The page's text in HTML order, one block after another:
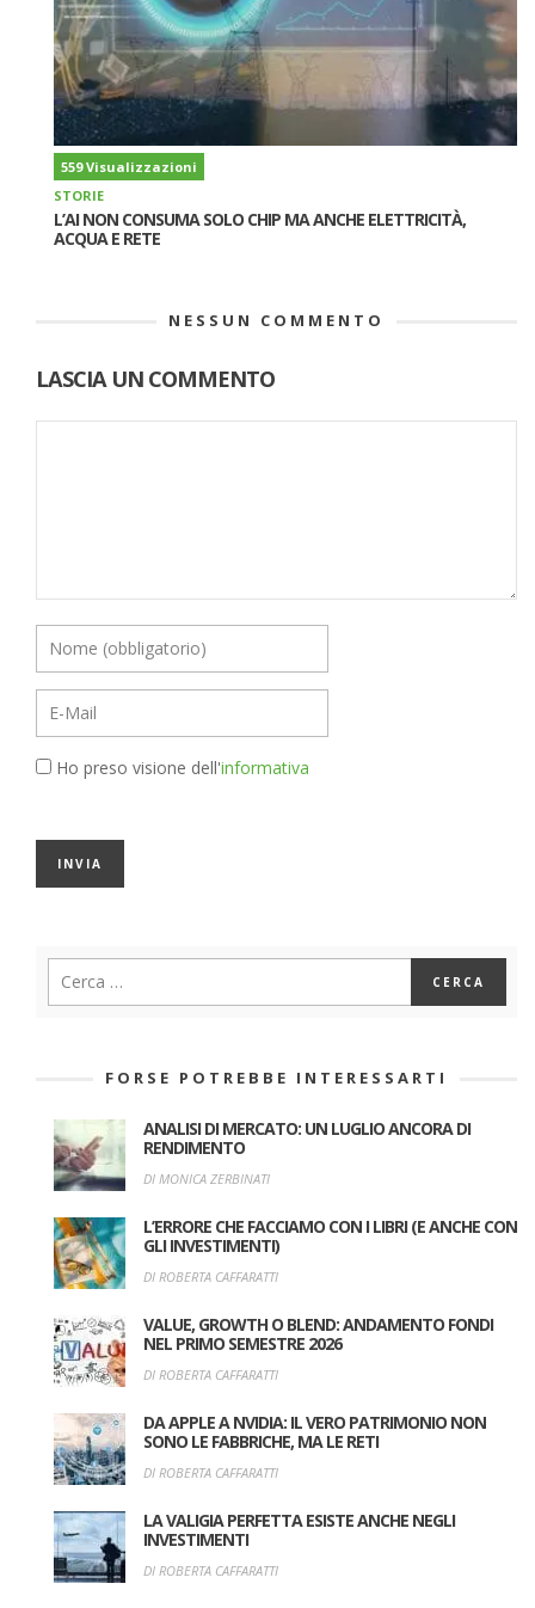
559 Visualizzazioni
STORIE
L’AI NON CONSUMA SOLO CHIP MA ANCHE ELETTRICITÀ,
ACQUA E RETE
NESSUN COMMENTO
LASCIA UN COMMENTO
Ho preso visione dell'informativa
FORSE POTREBBE INTERESSARTI
ANALISI DI MERCATO: UN LUGLIO ANCORA DI
RENDIMENTO
DI MONICA ZERBINATI
L’ERRORE CHE FACCIAMO CON I LIBRI (E ANCHE CON
GLI INVESTIMENTI)
DI ROBERTA CAFFARATTI
VALUE, GROWTH O BLEND: ANDAMENTO FONDI
NEL PRIMO SEMESTRE 2026
DI ROBERTA CAFFARATTI
DA APPLE A NVIDIA: IL VERO PATRIMONIO NON
SONO LE FABBRICHE, MA LE RETI
DI ROBERTA CAFFARATTI
LA VALIGIA PERFETTA ESISTE ANCHE NEGLI
INVESTIMENTI
DI ROBERTA CAFFARATTI